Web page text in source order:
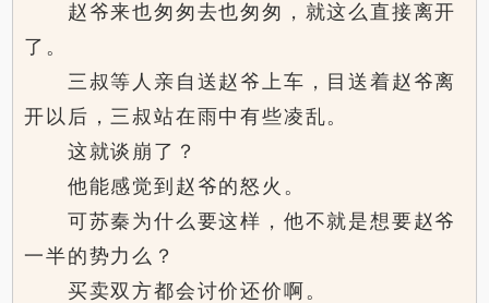
赵爷来也匆匆去也匆匆，就这么直接离开
了。
三叔等人亲自送赵爷上车，目送着赵爷离
开以后，三叔站在雨中有些凌乱。
这就谈崩了？
他能感觉到赵爷的怒火。
可苏秦为什么要这样，他不就是想要赵爷
一半的势力么？
买卖双方都会讨价还价啊。